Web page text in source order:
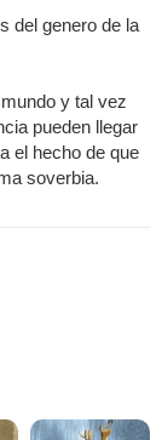
del genero de la
y tal vez
pueden llegar
el hecho de que
soverbia.